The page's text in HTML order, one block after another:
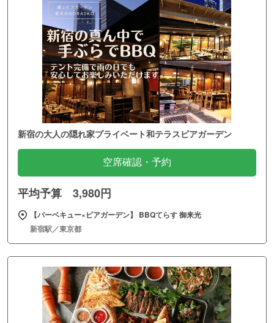
新宿の大人の隠れ家プライベート和テラスビアガーデン
空席確認・予約
平均予算 3,980円
【バーベキュー×ビアガーデン】 BBQてらす 御来光
新宿駅／東京都